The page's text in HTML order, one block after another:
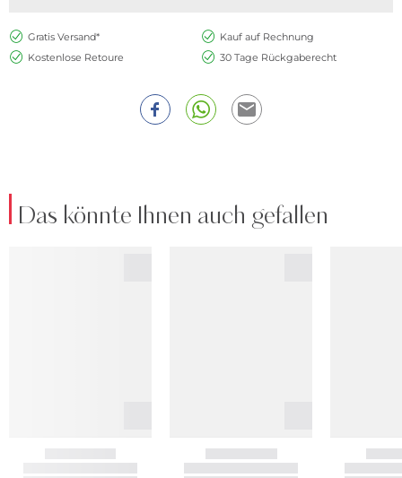
Gratis Versand*
Kauf auf Rechnung
Kostenlose Retoure
30 Tage Rückgaberecht
Das könnte Ihnen auch gefallen